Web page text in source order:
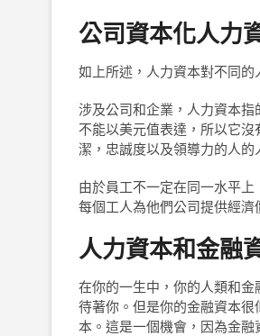
公司資本化人力
如上所述，人力資本對不同的
涉及公司和企業，人力資本
不能以美元值表達，所以它
潔，忠誠度以及領導力的人的
由於員工不一定在同一水平
每個工人為他們公司提供經濟
人力資本和金融
在你的一生中，你的人類和
待著你。但是你的金融資本
本。這是一個機會，因為金融